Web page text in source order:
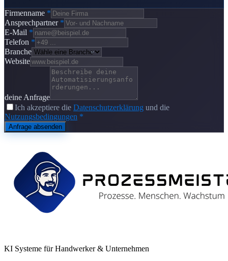
Firmenname *
Ansprechpartner *
E-Mail *
Telefon *
Branche
Website
deine Anfrage
Ich akzeptiere die Datenschutzerklärung und die
Nutzungsbedingungen *
Anfrage absenden
KI Systeme für Handwerker & Unternehmen